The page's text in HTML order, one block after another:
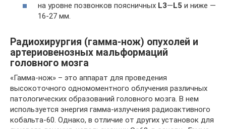
на уровне позвонков поясничных L3—L5 и ниже —
16-27 мм.
Радиохирургия (гамма-нож) опухолей и
артериовенозных мальформаций
головного мозга
«Гамма-нож» – это аппарат для проведения
высокоточного одномоментного облучения различных
патологических образований головного мозга. В нем
используется энергия гамма-излучения радиоактивного
кобальта-60. Однако, в отличие от других установок для